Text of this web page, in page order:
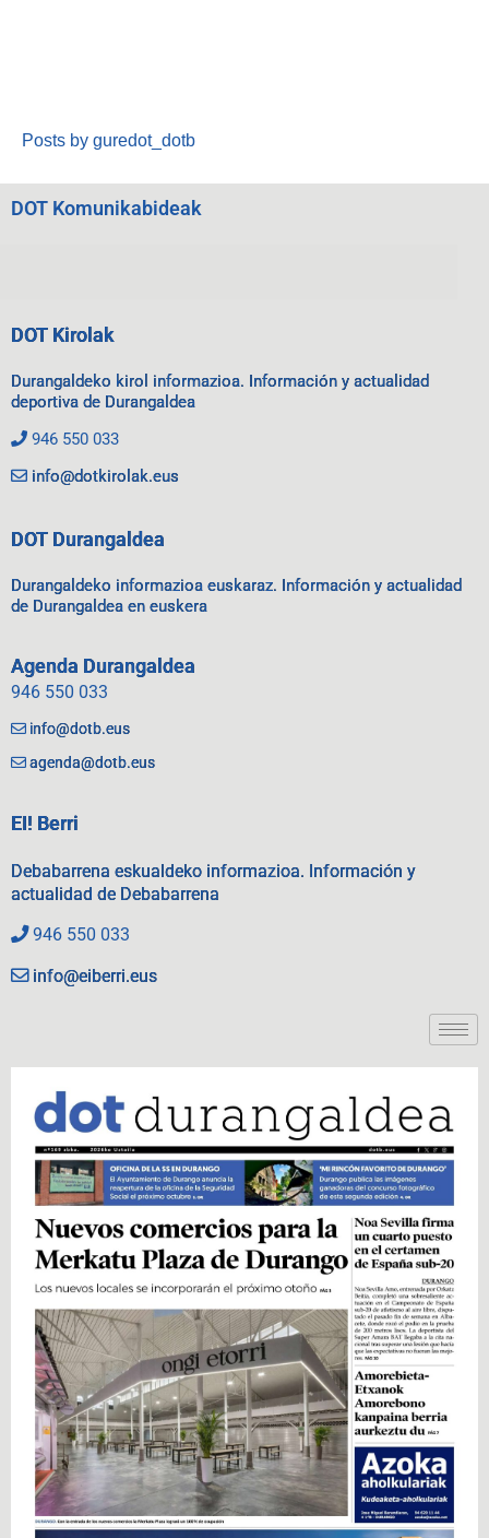
Posts by guredot_dotb
DOT Komunikabideak
DOT Kirolak
Durangaldeko kirol informazioa. Información y actualidad
deportiva de Durangaldea
946 550 033
info@dotkirolak.eus
DOT Durangaldea
Durangaldeko informazioa euskaraz. Información y actualidad
de Durangaldea en euskera
Agenda Durangaldea
946 550 033
info@dotb.eus
agenda@dotb.eus
EI! Berri
Debabarrena eskualdeko informazioa. Información y
actualidad de Debabarrena
946 550 033
info@eiberri.eus